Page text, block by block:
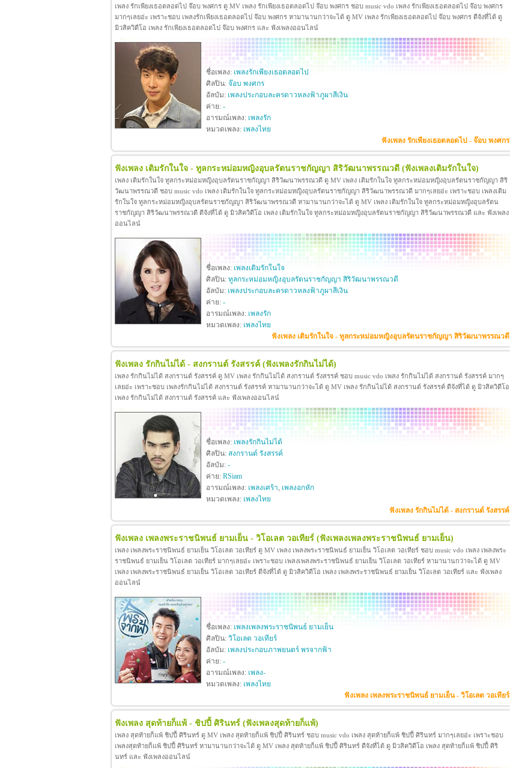
เพลง รักเพียงเธอตลอดไป จ๊อบ พงศกร ดู MV เพลง รักเพียงเธอตลอดไป จ๊อบ พงศกร ชอบ music vdo เพลง รักเพียงเธอตลอดไป จ๊อบ พงศกร
มากๆเลยอ่ะ เพราะชอบ เพลงรักเพียงเธอตลอดไป จ๊อบ พงศกร หามานานกว่าจะได้ ดู MV เพลง รักเพียงเธอตลอดไป จ๊อบ พงศกร ดีจังที่ได้ ดู
มิวสิควิดีโอ เพลง รักเพียงเธอตลอดไป จ๊อบ พงศกร และ ฟังเพลงออนไลน์
ชื่อเพลง: เพลงรักเพียงเธอตลอดไป
ศิลปิน: จ๊อบ พงศกร
อัลบัม: เพลงประกอบละครดาวหลงฟ้าภูผาสีเงิน
ค่าย: -
อารมณ์เพลง: เพลงรัก
หมวดเพลง: เพลงไทย
ฟังเพลง รักเพียงเธอตลอดไป - จ๊อบ พงศกร
ฟังเพลง เติมรักในใจ - ทูลกระหม่อมหญิงอุบลรัตนราชกัญญา สิริวัฒนาพรรณวดี (ฟังเพลงเติมรักในใจ)
เพลง เติมรักในใจ ทูลกระหม่อมหญิงอุบลรัตนราชกัญญา สิริวัฒนาพรรณวดี ดู MV เพลง เติมรักในใจ ทูลกระหม่อมหญิงอุบลรัตนราชกัญญา สิริ
วัฒนาพรรณวดี ชอบ music vdo เพลง เติมรักในใจ ทูลกระหม่อมหญิงอุบลรัตนราชกัญญา สิริวัฒนาพรรณวดี มากๆเลยอ่ะ เพราะชอบ เพลงเติม
รักในใจ ทูลกระหม่อมหญิงอุบลรัตนราชกัญญา สิริวัฒนาพรรณวดี หามานานกว่าจะได้ ดู MV เพลง เติมรักในใจ ทูลกระหม่อมหญิงอุบลรัตน
ราชกัญญา สิริวัฒนาพรรณวดี ดีจังที่ได้ ดู มิวสิควิดีโอ เพลง เติมรักในใจ ทูลกระหม่อมหญิงอุบลรัตนราชกัญญา สิริวัฒนาพรรณวดี และ ฟังเพลง
ออนไลน์
ชื่อเพลง: เพลงเติมรักในใจ
ศิลปิน: ทูลกระหม่อมหญิงอุบลรัตนราชกัญญา สิริวัฒนาพรรณวดี
อัลบัม: เพลงประกอบละครดาวหลงฟ้าภูผาสีเงิน
ค่าย: -
อารมณ์เพลง: เพลงรัก
หมวดเพลง: เพลงไทย
ฟังเพลง เติมรักในใจ - ทูลกระหม่อมหญิงอุบลรัตนราชกัญญา สิริวัฒนาพรรณวดี
ฟังเพลง รักกินไม่ได้ - สงกรานต์ รังสรรค์ (ฟังเพลงรักกินไม่ได้)
เพลง รักกินไม่ได้ สงกรานต์ รังสรรค์ ดู MV เพลง รักกินไม่ได้ สงกรานต์ รังสรรค์ ชอบ music vdo เพลง รักกินไม่ได้ สงกรานต์ รังสรรค์ มากๆ
เลยอ่ะ เพราะชอบ เพลงรักกินไม่ได้ สงกรานต์ รังสรรค์ หามานานกว่าจะได้ ดู MV เพลง รักกินไม่ได้ สงกรานต์ รังสรรค์ ดีจังที่ได้ ดู มิวสิควิดีโอ
เพลง รักกินไม่ได้ สงกรานต์ รังสรรค์ และ ฟังเพลงออนไลน์
ชื่อเพลง: เพลงรักกินไม่ได้
ศิลปิน: สงกรานต์ รังสรรค์
อัลบัม: -
ค่าย: RSiam
อารมณ์เพลง: เพลงเศร้า, เพลงอกหัก
หมวดเพลง: เพลงไทย
ฟังเพลง รักกินไม่ได้ - สงกรานต์ รังสรรค์
ฟังเพลง เพลงพระราชนิพนธ์ ยามเย็น - วิโอเลต วอเทียร์ (ฟังเพลงเพลงพระราชนิพนธ์ ยามเย็น)
เพลง เพลงพระราชนิพนธ์ ยามเย็น วิโอเลต วอเทียร์ ดู MV เพลง เพลงพระราชนิพนธ์ ยามเย็น วิโอเลต วอเทียร์ ชอบ music vdo เพลง เพลงพระ
ราชนิพนธ์ ยามเย็น วิโอเลต วอเทียร์ มากๆเลยอ่ะ เพราะชอบ เพลงเพลงพระราชนิพนธ์ ยามเย็น วิโอเลต วอเทียร์ หามานานกว่าจะได้ ดู MV
เพลง เพลงพระราชนิพนธ์ ยามเย็น วิโอเลต วอเทียร์ ดีจังที่ได้ ดู มิวสิควิดีโอ เพลง เพลงพระราชนิพนธ์ ยามเย็น วิโอเลต วอเทียร์ และ ฟังเพลง
ออนไลน์
ชื่อเพลง: เพลงเพลงพระราชนิพนธ์ ยามเย็น
ศิลปิน: วิโอเลต วอเทียร์
อัลบัม: เพลงประกอบภาพยนตร์ พรจากฟ้า
ค่าย: -
อารมณ์เพลง: เพลง-
หมวดเพลง: เพลงไทย
ฟังเพลง เพลงพระราชนิพนธ์ ยามเย็น - วิโอเลต วอเทียร์
ฟังเพลง สุดท้ายก็แพ้ - ชิปปี้ ศิรินทร์ (ฟังเพลงสุดท้ายก็แพ้)
เพลง สุดท้ายก็แพ้ ชิปปี้ ศิรินทร์ ดู MV เพลง สุดท้ายก็แพ้ ชิปปี้ ศิรินทร์ ชอบ music vdo เพลง สุดท้ายก็แพ้ ชิปปี้ ศิรินทร์ มากๆเลยอ่ะ เพราะชอบ
เพลงสุดท้ายก็แพ้ ชิปปี้ ศิรินทร์ หามานานกว่าจะได้ ดู MV เพลง สุดท้ายก็แพ้ ชิปปี้ ศิรินทร์ ดีจังที่ได้ ดู มิวสิควิดีโอ เพลง สุดท้ายก็แพ้ ชิปปี้ ศิริ
นทร์ และ ฟังเพลงออนไลน์